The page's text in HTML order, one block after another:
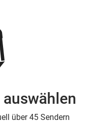
über 45 Sendern